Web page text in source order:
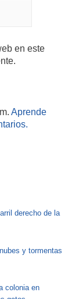
en este
Aprende
derecho de la
y tormentas
colonia en